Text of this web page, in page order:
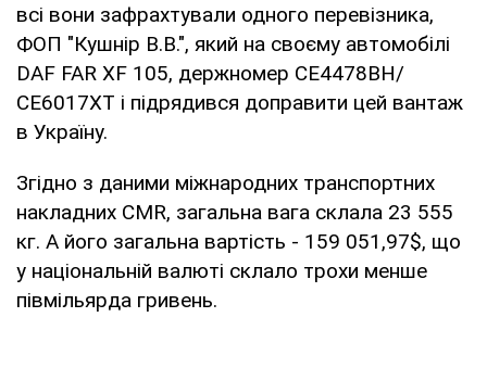
всі вони зафрахтували одного перевізника,
ФОП "Кушнір В.В.", який на своєму автомобілі
DAF FAR XF 105, держномер СЕ4478ВН/
СЕ6017ХТ і підрядився доправити цей вантаж
в Україну.
Згідно з даними міжнародних транспортних
накладних CMR, загальна вага склала 23 555
кг. А його загальна вартість - 159 051,97$, що
у національній валюті склало трохи менше
півмільярда гривень.